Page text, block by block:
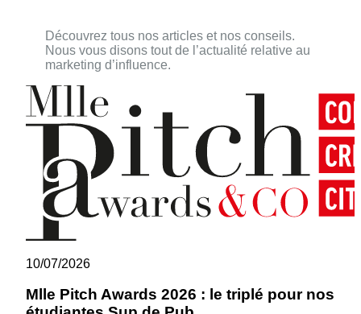
Découvrez tous nos articles et nos conseils.
Nous vous disons tout de l’actualité relative au
marketing d’influence.
10/07/2026
Mlle Pitch Awards 2026 : le triplé pour nos